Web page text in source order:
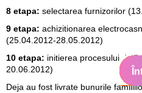
8 etapa: selectarea furnizorilor
9 etapa: achizitionarea
(25.04.2012-28.05.2012)
10 etapa: initierea procesului de
20.06.2012)
Deja au fost livrate bunurile